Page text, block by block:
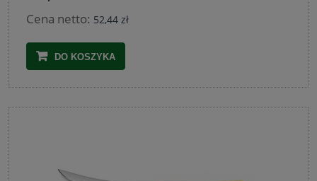
Cena netto: 52,44 zł
DO KOSZYKA